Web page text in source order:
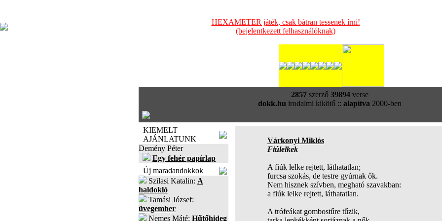
HEXAMETER játék, csak bátran tessenek írni!
(bejelentkezett felhasználóknak)
2857szerző 39894verse
dokk.hu irodalmi kikötő :: alapítva 2000-ben
KIEMELT
AJÁNLATUNK
Demény Péter
Egy fehér papírlap
Új maradandokkok
Szilasi Katalin: A
haldokló
Tamási József:
üvegember
Nemes Máté: Hűtőhideg
Várkonyi Miklós
Fiúlelkek
A fiúk lelke rejtett, láthatatlan;
furcsa szokás, de testre gyúrnak ők.
Nem hisznek szívben, megható szavakban:
a fiúk lelke rejtett, láthatatlan.
A trófeákat gombostűre tűzik,